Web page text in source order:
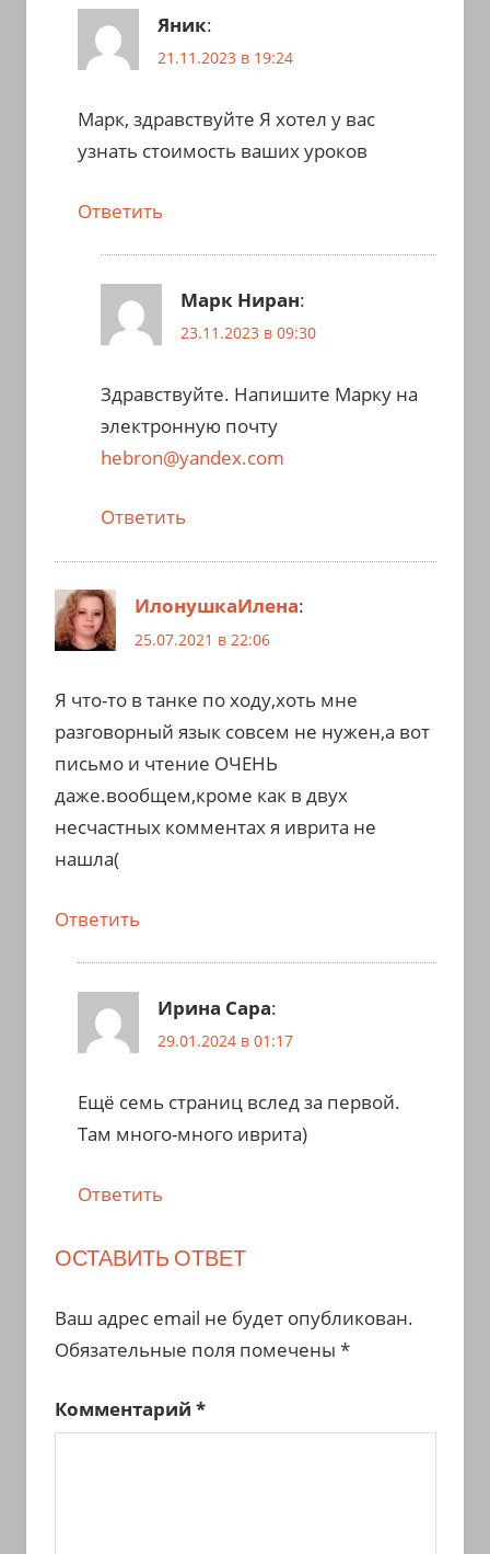
Яник:
21.11.2023 в 19:24
Марк, здравствуйте Я хотел у вас
узнать стоимость ваших уроков
Ответить
Марк Ниран:
23.11.2023 в 09:30
Здравствуйте. Напишите Марку на
электронную почту
hebron@yandex.com
Ответить
ИлонушкаИлена:
25.07.2021 в 22:06
Я что-то в танке по ходу,хоть мне
разговорный язык совсем не нужен,а вот
письмо и чтение ОЧЕНЬ
даже.вообщем,кроме как в двух
несчастных комментах я иврита не
нашла(
Ответить
Ирина Сара:
29.01.2024 в 01:17
Ещё семь страниц вслед за первой.
Там много-много иврита)
Ответить
ОСТАВИТЬ ОТВЕТ
Ваш адрес email не будет опубликован.
Обязательные поля помечены *
Комментарий *